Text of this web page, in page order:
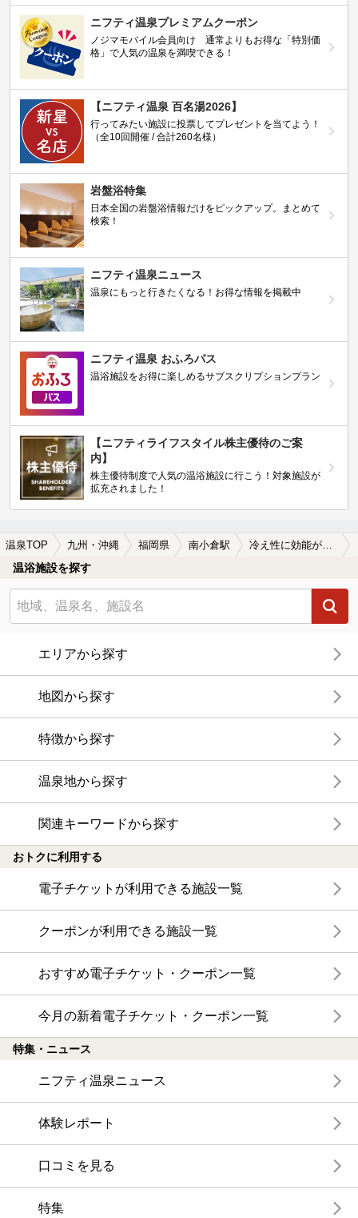
ニフティ温泉プレミアムクーポン
ノジマモバイル会員向け 通常よりもお得な「特別価
格」で人気の温泉を満喫できる！
【ニフティ温泉 百名湯2026】
行ってみたい施設に投票してプレゼントを当てよう！
（全10回開催 / 合計260名様）
岩盤浴特集
日本全国の岩盤浴情報だけをピックアップ。まとめて
検索！
ニフティ温泉ニュース
温泉にもっと行きたくなる！お得な情報を掲載中
ニフティ温泉 おふろパス
温浴施設をお得に楽しめるサブスクリプションプラン
【ニフティライフスタイル株主優待のご案
内】
株主優待制度で人気の温浴施設に行こう！対象施設が
拡充されました！
温泉TOP 九州・沖縄 福岡県 南小倉駅 冷え性に効能がある南小倉駅近くの温泉、日帰り温泉、スーパー銭湯おすすめ
温浴施設を探す
エリアから探す
地図から探す
特徴から探す
温泉地から探す
関連キーワードから探す
おトクに利用する
電子チケットが利用できる施設一覧
クーポンが利用できる施設一覧
おすすめ電子チケット・クーポン一覧
今月の新着電子チケット・クーポン一覧
特集・ニュース
ニフティ温泉ニュース
体験レポート
口コミを見る
特集